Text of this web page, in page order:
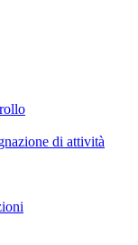
di attività